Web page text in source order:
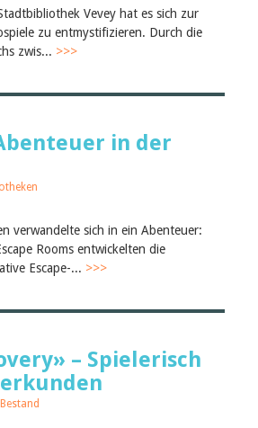
Vevey hat es sich zur
zu entmystifizieren. Durch die
zwis... >>>
in der
verwandelte sich in ein Abenteuer:
Rooms entwickelten die
Escape-... >>>
– Spielerisch
Bestand